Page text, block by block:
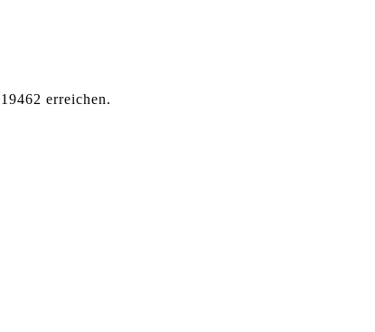
erreichen.